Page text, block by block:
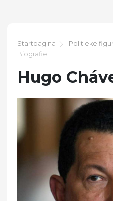
Startpagina Politieke
Biografie
Hugo